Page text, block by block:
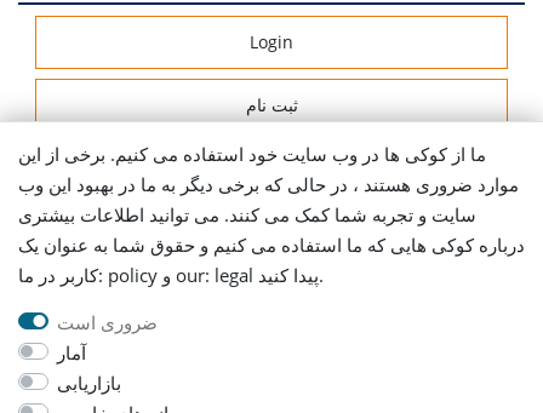
Login
ثبت نام
اطلاعات ارسال
Let's stay connected
ما از کوکی ها در وب سایت خود استفاده می کنیم. برخی از این
موارد ضروری هستند ، در حالی که برخی دیگر به ما در بهبود این وب
سایت و تجربه شما کمک می کنند. می توانید اطلاعات بیشتری
درباره کوکی هایی که ما استفاده می کنیم و حقوق شما به عنوان یک
کاربر در ما: policy و our: legal پیدا کنید.
ضروری است
آمار
بازاریابی